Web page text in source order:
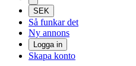
SEK
Så funkar det
Ny annons
Logga in
Skapa konto